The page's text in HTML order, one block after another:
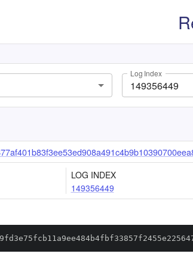
Log Index
LOG INDEX
149356449